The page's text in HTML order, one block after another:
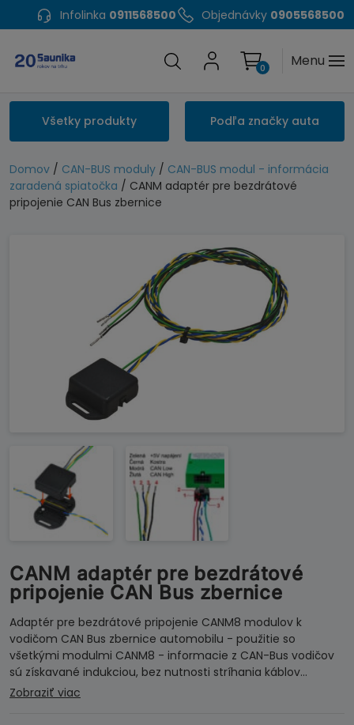
Infolinka 0911568500 Objednávky 0905568500
Menu
0
Všetky produkty Podľa značky auta
Domov / CAN-BUS moduly / CAN-BUS modul - informácia
zaradená spiatočka / CANM adaptér pre bezdrátové
pripojenie CAN Bus zbernice
CANM adaptér pre bezdrátové
pripojenie CAN Bus zbernice
Adaptér pre bezdrátové pripojenie CANM8 modulov k
vodičom CAN Bus zbernice automobilu - použitie so
všetkými modulmi CANM8 - informacie z CAN-Bus vodičov
sú získavané indukciou, bez nutnosti stríhania káblov…
Zobraziť viac